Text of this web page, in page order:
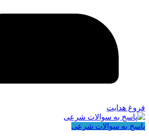
فروغ هدایت
پاسخ به سوالات شرعی